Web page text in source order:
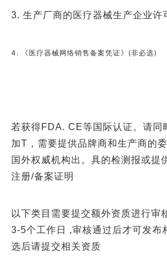
3. 生产厂商的医疗器械生产企业许
4. 《医疗器械网络销售备案凭证》(非必选)
若获得FDA. CE等国际认证。请同
加T，需要提供品牌商和生产商的
国外权威机构出。具的检测报或提
注册/备案证明
以下类目需要提交额外资质进行审
3-5个工作日 ,审核通过后才可发布
选后请提交相关资质